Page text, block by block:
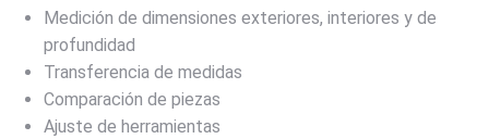
Medición de dimensiones exteriores, interiores y de
profundidad
Transferencia de medidas
Comparación de piezas
Ajuste de herramientas